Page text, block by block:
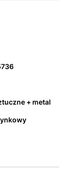
+ metal